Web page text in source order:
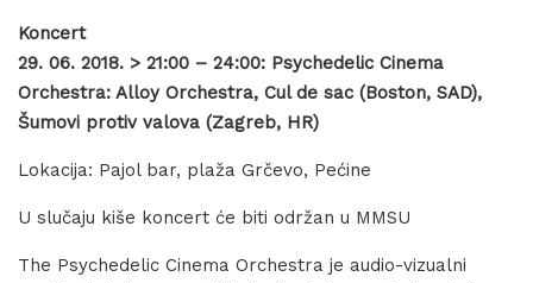
Koncert
29. 06. 2018. > 21:00 – 24:00: Psychedelic Cinema
Orchestra: Alloy Orchestra, Cul de sac (Boston, SAD),
Šumovi protiv valova (Zagreb, HR)
Lokacija: Pajol bar, plaža Grčevo, Pećine
U slučaju kiše koncert će biti održan u MMSU
The Psychedelic Cinema Orchestra je audio-vizualni